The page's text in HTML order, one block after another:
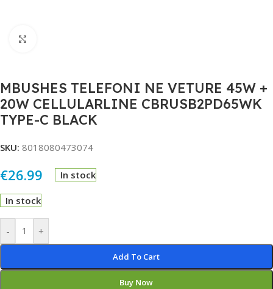
MBUSHES TELEFONI NE VETURE 45W +
20W CELLULARLINE CBRUSB2PD65WK
TYPE-C BLACK
SKU: 8018080473074
€26.99 In stock
In stock
- +
Add To Cart
Buy Now
Alternative: